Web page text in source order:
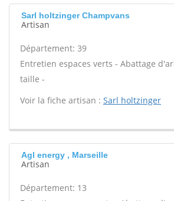
Sarl holtzinger Champvans
Artisan
Département: 39
Entretien espaces verts - Abattage
taille -
Voir la fiche artisan : Sarl holtzinger
Agl energy , Marseille
Artisan
Département: 13